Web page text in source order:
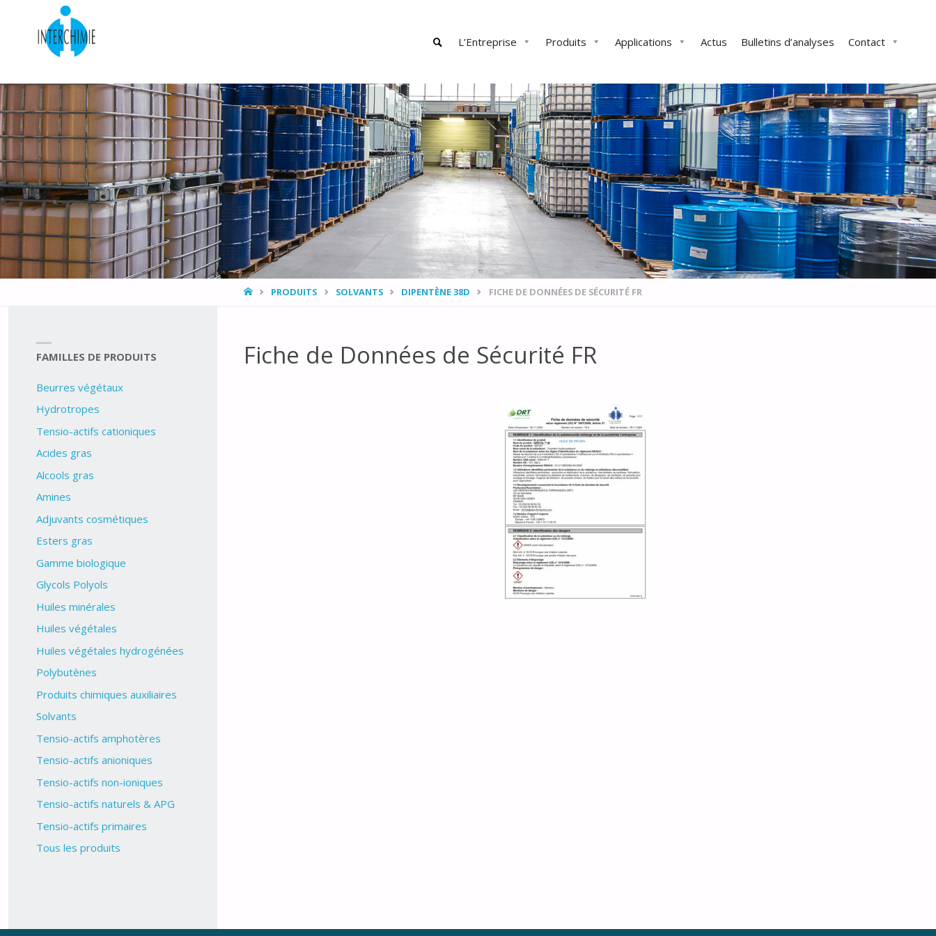
content
L’Entreprise Produits Applications Actus Bulletins d’analyses Contact
SEARCH
HOMEPRODUITS SOLVANTS DIPENTÈNE 38D FICHE DE DONNÉES DE SÉCURITÉ FR
Fiche de Données de Sécurité FR
FAMILLES DE PRODUITS
Beurres végétaux
Hydrotropes
Tensio-actifs cationiques
Acides gras
Alcools gras
Amines
Adjuvants cosmétiques
Esters gras
Gamme biologique
Glycols Polyols
Huiles minérales
Huiles végétales
Huiles végétales hydrogénées
Polybutènes
Produits chimiques auxiliaires
Solvants
Tensio-actifs amphotères
Tensio-actifs anioniques
Tensio-actifs non-ioniques
Tensio-actifs naturels & APG
Tensio-actifs primaires
Tous les produits